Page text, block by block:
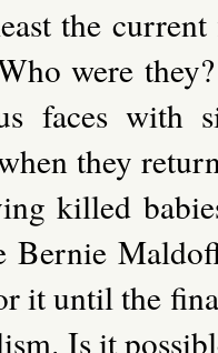
the
were
faces with
they
killed
Bernie
it until the
Is it